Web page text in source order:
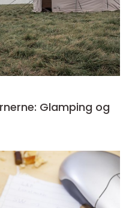
Glamping og